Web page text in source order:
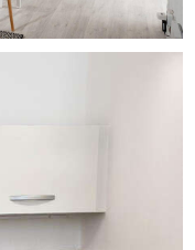
de Lyon -
Mandataire -